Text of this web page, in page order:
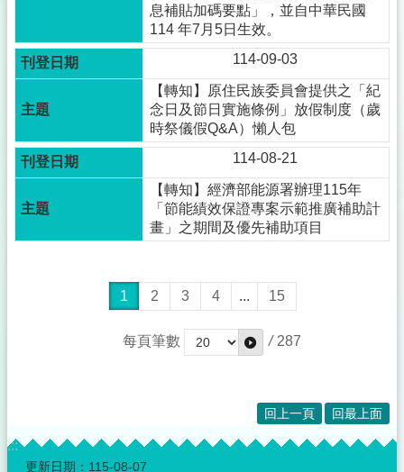
息補貼加碼要點」，並自中華民國
114 年7月5日生效。
114-09-03
【轉知】原住民族委員會提供之「紀
念日及節日實施條例」放假制度（歲
時祭儀假Q&A）懶人包
114-08-21
【轉知】經濟部能源署辦理115年
「節能績效保證專案示範推廣補助計
畫」之期間及優先補助項目
1 2 3 4 ... 15
每頁筆數 / 287
回上一頁 回最上面
:::
更新日期： 115-08-07